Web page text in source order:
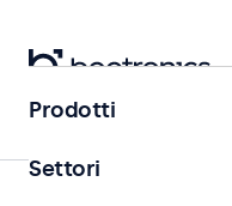
Home
Prodotti
Settori